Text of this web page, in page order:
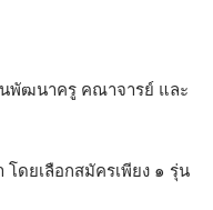
นพัฒนาครู คณาจารย์ และ
ดยเลือกสมัครเพียง ๑ รุ่น